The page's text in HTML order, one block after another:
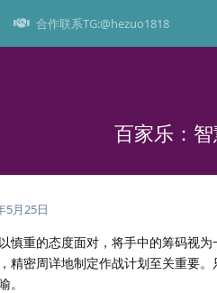
合作联系TG:@hezuo1818
百家乐：
5月25日
慎重的态度面对，将手中的筹码视
精密周详地制定作战计划至关重要
。